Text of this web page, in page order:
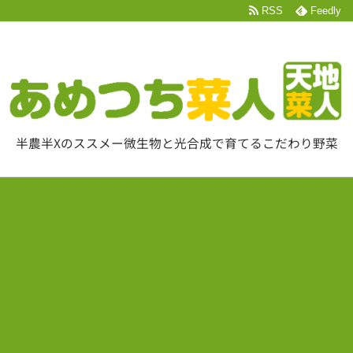
半農半Xのススメー微生物と光合成で育てるこだわり野菜
RSS Feedly